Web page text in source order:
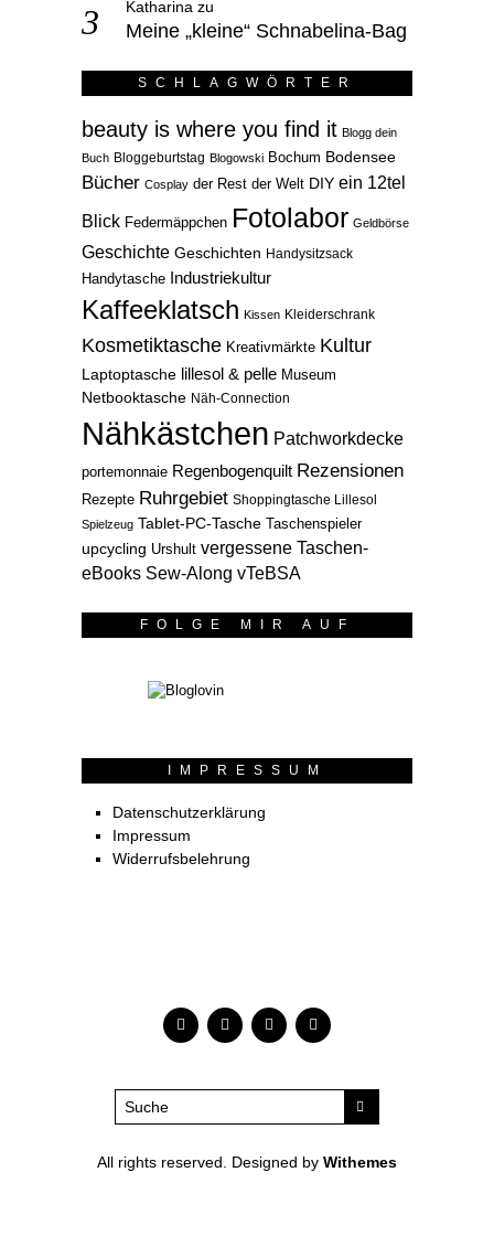
Katharina zu
Meine „kleine“ Schnabelina-Bag
SCHLAGWÖRTER
beauty is where you find it Blogg dein
Buch Bloggeburtstag Blogowski Bochum Bodensee
Bücher Cosplay der Rest der Welt DIY ein 12tel
Blick Federmäppchen Fotolabor Geldbörse
Geschichte Geschichten Handysitzsack
Handytasche Industriekultur
Kaffeeklatsch Kissen Kleiderschrank
Kosmetiktasche Kreativmärkte Kultur
Laptoptasche lillesol & pelle Museum
Netbooktasche Näh-Connection
Nähkästchen Patchworkdecke
portemonnaie Regenbogenquilt Rezensionen
Rezepte Ruhrgebiet Shoppingtasche Lillesol
Spielzeug Tablet-PC-Tasche Taschenspieler
upcycling Urshult vergessene Taschen-
eBooks Sew-Along vTeBSA
FOLGE MIR AUF
IMPRESSUM
Datenschutzerklärung
Impressum
Widerrufsbelehrung
All rights reserved. Designed by Withemes